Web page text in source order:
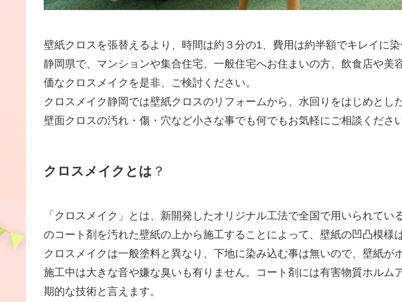
壁紙クロスを張替えるより、時間は約３分の1、費用は約半額でキレイに染
静岡県で、マンションや集合住宅、一般住宅へお住まいの方、飲食店や
価なクロスメイクを是非、ご検討ください。
クロスメイク静岡では壁紙クロスのリフォームから、水回りをはじめと
壁面クロスの汚れ・傷・穴など小さな事でも何でもお気軽にご相談くださ
クロスメイクとは ？
「クロスメイク」とは、新開発したオリジナル工法で全国で用いられて
のコート剤を汚れた壁紙の上から施工することによって、壁紙の凹凸模様
クロスメイクは一般塗料と異なり、下地に染み込む事は無いので、壁紙が
施工中は大きな音や嫌な臭いも有りません。コート剤には有害物質ホル
期的な技術と言えます。